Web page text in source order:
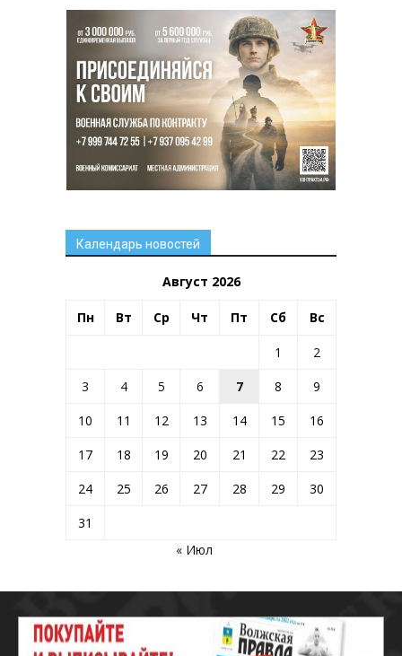
Календарь новостей
Август 2026
Пн Вт Ср Чт Пт Сб Вс
1
2
3
4 5 6 7 8
9
10
11 12 13 14 15
16
17
18 19 20 21 22
23
24
25 26 27 28 29
30
31
« Июл